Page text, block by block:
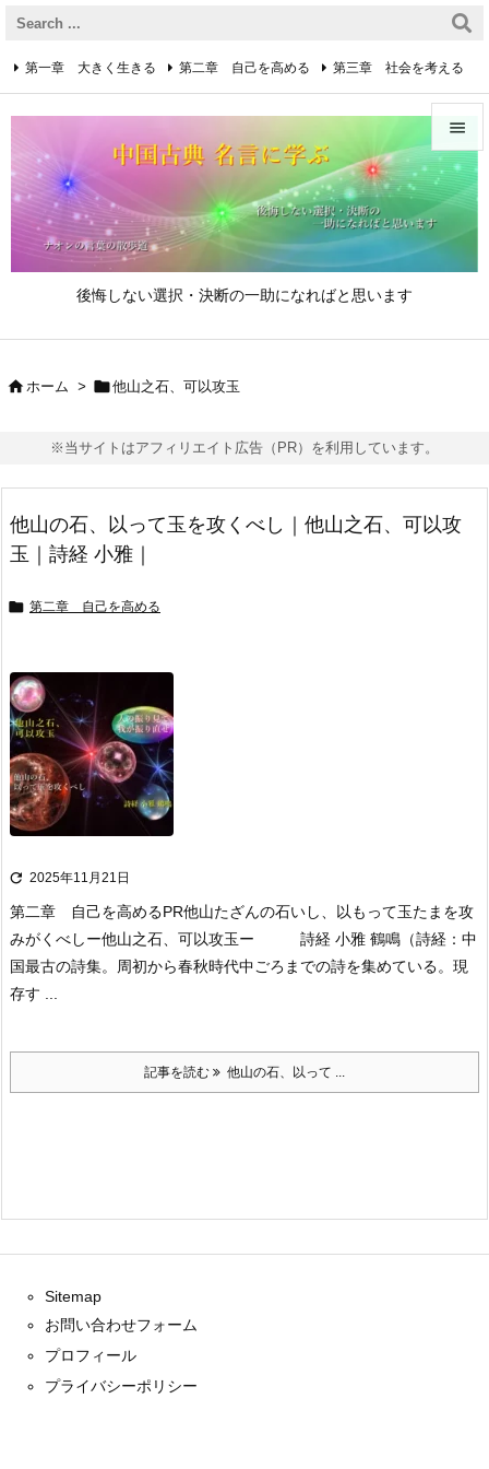
後悔しない選択・決断の一助になればと思います


メニュ

第一章 大きく生きる 第二章 自己を高める 第三章 社会を考える
第四章 着実に生きる 第五章 逆境を乗り越えるための心得
第六章 成功の心得 第七章 人と接するための心得
第八章 リーダーの心得
 ホーム > 他山之石、可以攻玉
※当サイトはアフィリエイト広告（PR）を利用しています。
他山の石、以って玉を攻くべし｜他山之石、可以攻
玉｜詩経 小雅｜
 第二章 自己を高める
 2025年11月21日
第二章 自己を高めるPR他山たざんの石いし、以もって玉たまを攻
みがくべしー他山之石、可以攻玉ー 詩経 小雅 鶴鳴 （詩経：中
国最古の詩集。周初から春秋時代中ごろまでの詩を集めている。 現
存す ...
記事を読む 他山の石、以って ...
Sitemap
お問い合わせフォーム
プロフィール
プライバシーポリシー